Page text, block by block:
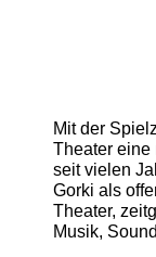
Mit der
Theater eine
seit vielen
Gorki als
Theater,
Musik,